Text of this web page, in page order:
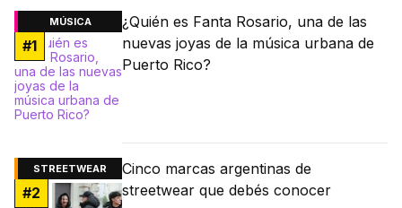
MÚSICA
#1
¿Quién es Fanta Rosario, una de las
nuevas joyas de la música urbana de
Puerto Rico?
STREETWEAR
#2
Cinco marcas argentinas de
streetwear que debés conocer